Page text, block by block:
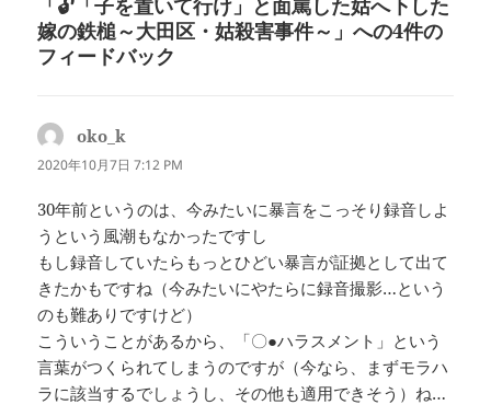
嫁の鉄槌～大田区・姑殺害事件～」への4件の
フィードバック
oko_k
り:
2020年10月7日 7:12 PM
30年前というのは、今みたいに暴言をこっそり録音しよ
うという風潮もなかったですし
もし録音していたらもっとひどい暴言が証拠として出て
きたかもですね（今みたいにやたらに録音撮影…という
のも難ありですけど）
こういうことがあるから、「〇●ハラスメント」という
言葉がつくられてしまうのですが（今なら、まずモラハ
ラに該当するでしょうし、その他も適用できそう）ね…